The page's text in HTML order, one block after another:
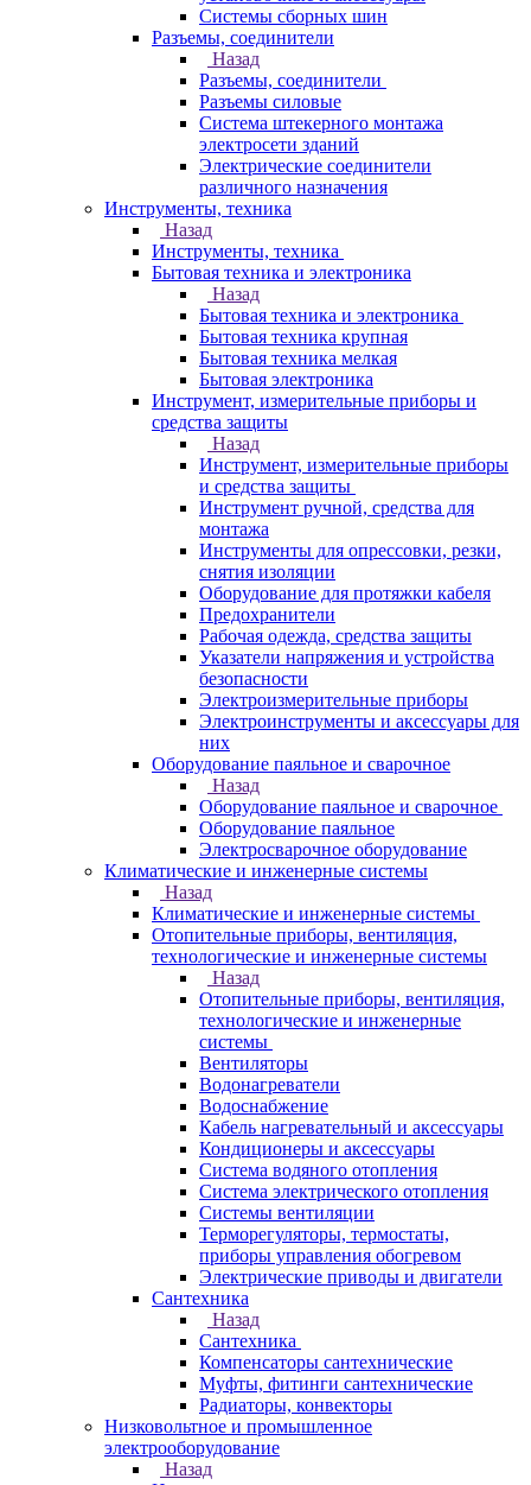
Системы сборных шин
Разъемы, соединители
Назад
Разъемы, соединители
Разъемы силовые
Система штекерного монтажа
электросети зданий
Электрические соединители
различного назначения
Инструменты, техника
Назад
Инструменты, техника
Бытовая техника и электроника
Назад
Бытовая техника и электроника
Бытовая техника крупная
Бытовая техника мелкая
Бытовая электроника
Инструмент, измерительные приборы и
средства защиты
Назад
Инструмент, измерительные приборы
и средства защиты
Инструмент ручной, средства для
монтажа
Инструменты для опрессовки, резки,
снятия изоляции
Оборудование для протяжки кабеля
Предохранители
Рабочая одежда, средства защиты
Указатели напряжения и устройства
безопасности
Электроизмерительные приборы
Электроинструменты и аксессуары для
них
Оборудование паяльное и сварочное
Назад
Оборудование паяльное и сварочное
Оборудование паяльное
Электросварочное оборудование
Климатические и инженерные системы
Назад
Климатические и инженерные системы
Отопительные приборы, вентиляция,
технологические и инженерные системы
Назад
Отопительные приборы, вентиляция,
технологические и инженерные
системы
Вентиляторы
Водонагреватели
Водоснабжение
Кабель нагревательный и аксессуары
Кондиционеры и аксессуары
Система водяного отопления
Система электрического отопления
Системы вентиляции
Терморегуляторы, термостаты,
приборы управления обогревом
Электрические приводы и двигатели
Сантехника
Назад
Сантехника
Компенсаторы сантехнические
Муфты, фитинги сантехнические
Радиаторы, конвекторы
Низковольтное и промышленное
электрооборудование
Назад